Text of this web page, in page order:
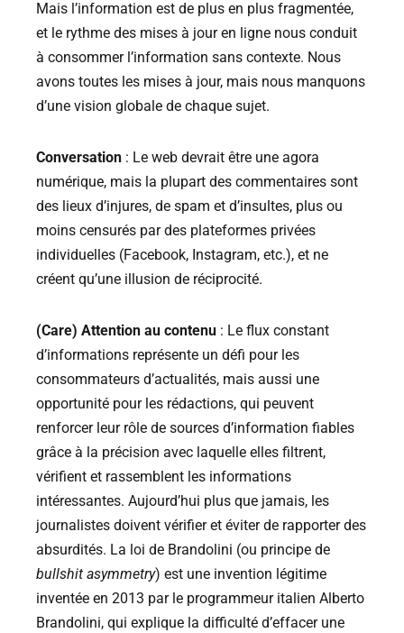
Mais l’information est de plus en plus fragmentée,
et le rythme des mises à jour en ligne nous conduit
à consommer l’information sans contexte. Nous
avons toutes les mises à jour, mais nous manquons
d’une vision globale de chaque sujet.
Conversation : Le web devrait être une agora
numérique, mais la plupart des commentaires sont
des lieux d’injures, de spam et d’insultes, plus ou
moins censurés par des plateformes privées
individuelles (Facebook, Instagram, etc.), et ne
créent qu’une illusion de réciprocité.
(Care) Attention au contenu : Le flux constant
d’informations représente un défi pour les
consommateurs d’actualités, mais aussi une
opportunité pour les rédactions, qui peuvent
renforcer leur rôle de sources d’information fiables
grâce à la précision avec laquelle elles filtrent,
vérifient et rassemblent les informations
intéressantes. Aujourd’hui plus que jamais, les
journalistes doivent vérifier et éviter de rapporter des
absurdités. La loi de Brandolini (ou principe de
bullshit asymmetry) est une invention légitime
inventée en 2013 par le programmeur italien Alberto
Brandolini, qui explique la difficulté d’effacer une